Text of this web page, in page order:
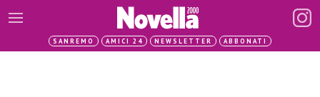
SANREMO AMICI 24 NEWSLETTER ABBONATI